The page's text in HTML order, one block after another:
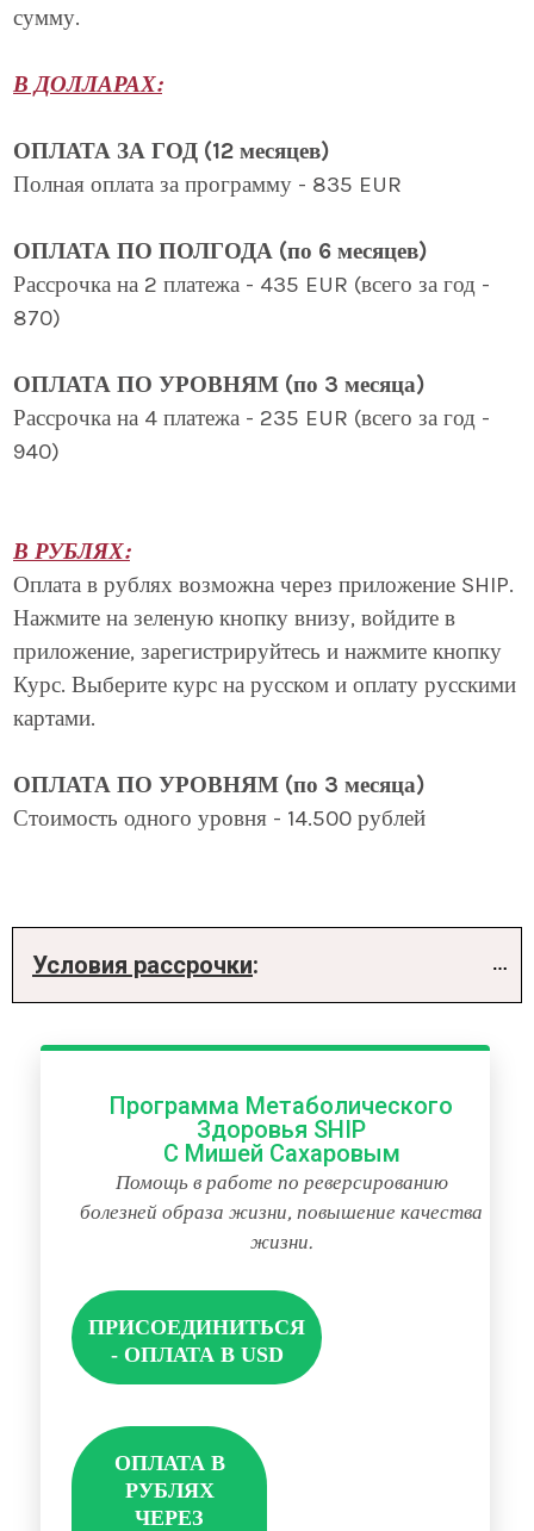
сумму.
В ДОЛЛАРАХ:
ОПЛАТА ЗА ГОД (12 месяцев)
Полная оплата за программу - 835 EUR
ОПЛАТА ПО ПОЛГОДА (по 6 месяцев)
Рассрочка на 2 платежа - 435 EUR (всего за год -
870)
ОПЛАТА ПО УРОВНЯМ (по 3 месяца)
Рассрочка на 4 платежа - 235 EUR (всего за год -
940)
В РУБЛЯХ:
Оплата в рублях возможна через приложение SHIP.
Нажмите на зеленую кнопку внизу, войдите в
приложение, зарегистрируйтесь и нажмите кнопку
Курс. Выберите курс на русском и оплату русскими
картами.
ОПЛАТА ПО УРОВНЯМ (по 3 месяца)
Стоимость одного уровня - 14.500 рублей
Условия рассрочки:
Программа Метаболического
Здоровья SHIP
С Мишей Сахаровым
Помощь в работе по реверсированию
болезней образа жизни, повышение качества
жизни.
ПРИСОЕДИНИТЬСЯ
- ОПЛАТА В USD
ОПЛАТА В
РУБЛЯХ
ЧЕРЕЗ